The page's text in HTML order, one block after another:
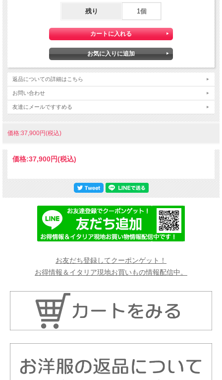
残り 1個
返品についての詳細はこちら
お問い合わせ
友達にメールですすめる
価格:37,900円(税込)
価格:37,900円(税込)
お友だち登録してクーポンゲット！
お得情報＆イタリア現地お買いもの情報配信中。